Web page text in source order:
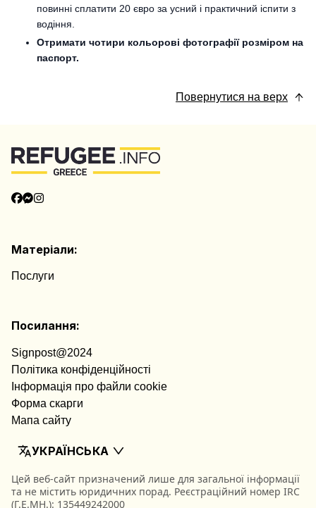
повинні сплатити 20 євро за усний і практичний іспити з
водіння.
Отримати чотири кольорові фотографії розміром на
паспорт.
Повернутися на верх
Матеріали:
Послуги
Посилання:
Signpost@2024
Політика конфіденційності
Інформація про файли cookie
Форма скарги
Мапа сайту
УКРАЇНСЬКА
Цей веб-сайт призначений лише для загальної інформації
та не містить юридичних порад. Реєстраційний номер IRC
(Γ.Ε.ΜΗ.): 135449242000